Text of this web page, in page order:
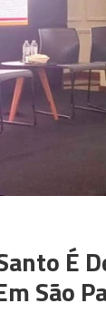
É
São